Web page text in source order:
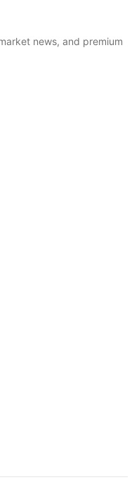
news, and premium